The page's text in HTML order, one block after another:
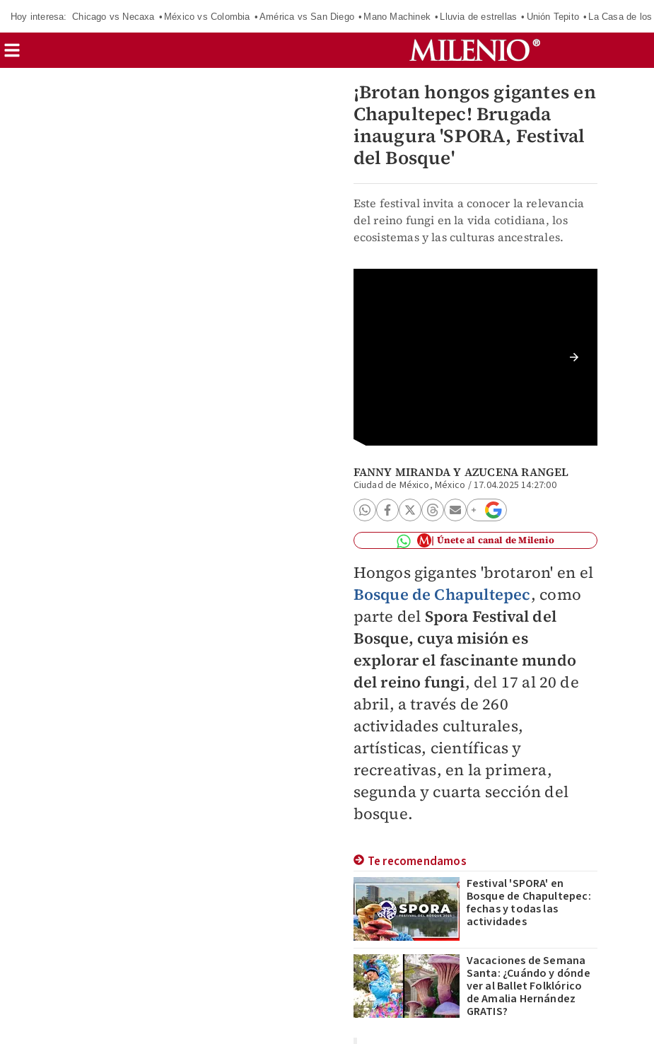
Hoy interesa: Chicago vs Necaxa México vs Colombia América vs San Diego Mano Machinek Lluvia de estrellas Unión Tepito La Casa de
¡Brotan hongos gigantes en
Chapultepec! Brugada
inaugura 'SPORA, Festival
del Bosque'
Este festival invita a conocer la relevancia
del reino fungi en la vida cotidiana, los
ecosistemas y las culturas ancestrales.
FANNY MIRANDAY AZUCENA RANGEL
Ciudad de México, México /17.04.2025 14:27:00
Únete al canal de Milenio
Hongos gigantes 'brotaron' en el
Bosque de Chapultepec, como
parte del Spora Festival del
Bosque, cuya misión es
explorar el fascinante mundo
del reino fungi, del 17 al 20 de
abril, a través de 260
actividades culturales,
artísticas, científicas y
recreativas, en la primera,
segunda y cuarta sección del
bosque.
Te recomendamos
Festival 'SPORA' en
Bosque de Chapultepec:
fechas y todas las
actividades
Vacaciones de Semana
Santa: ¿Cuándo y dónde
ver al Ballet Folklórico
de Amalia Hernández
GRATIS?